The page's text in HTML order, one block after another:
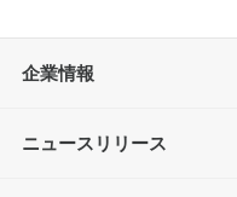
企業情報
ニュースリリース